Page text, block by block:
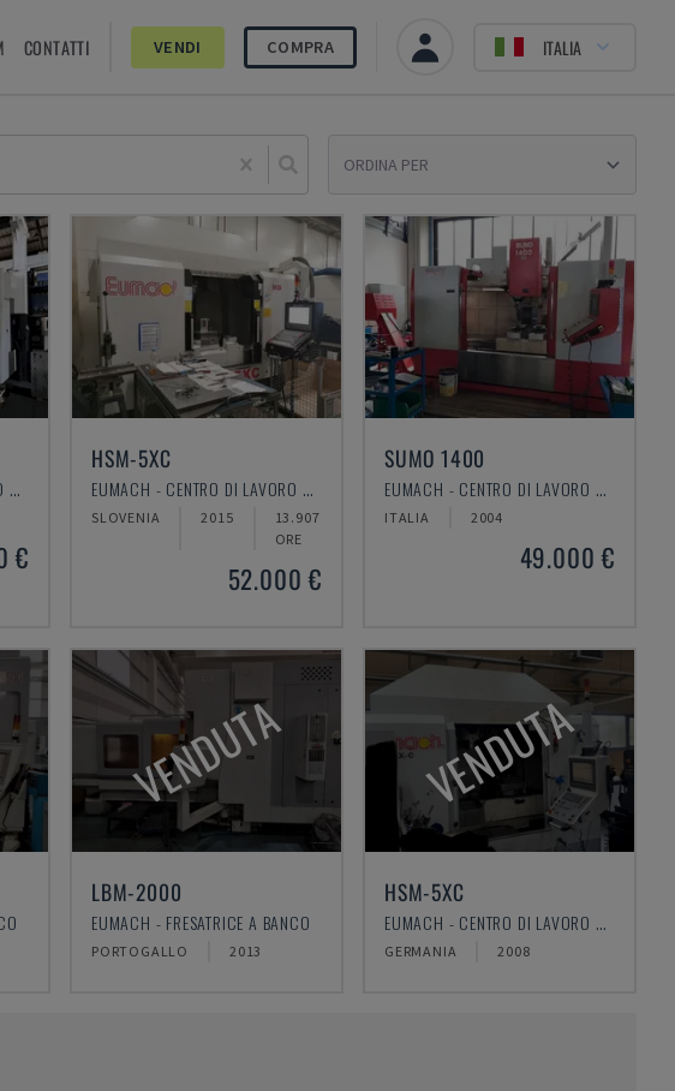
CONTATTI VENDI COMPRA ITALIA
EUMACH - CENTRO DI LAVORO VERTICALE
€
HSM-5XC
EUMACH - CENTRO DI LAVORO UNIVERSALE
SLOVENIA 2015
13.907
ORE
52.000 €
SUMO 1400
EUMACH - CENTRO DI LAVORO VERTICALE
ITALIA 2004
49.000 €
VENDUTA
LBM-2000
EUMACH - FRESATRICE A BANCO
PORTOGALLO 2013
VENDUTA
HSM-5XC
EUMACH - CENTRO DI LAVORO UNIVERSALE
GERMANIA 2008